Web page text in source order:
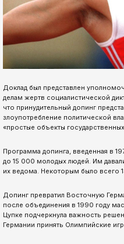
Доклад был представлен
делам жертв социалистической
что принудительный допинг
злоупотребление политической
«простые объекты
Программа допинга, введенная в
до 15 000 молодых людей. Им
их ведома. Некоторым было всего
Допинг превратил Восточную
после объединения в 1990 году
Цупке подчеркнула важность
Германии принять Олимпийские